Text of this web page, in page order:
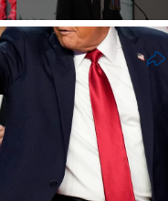
návštěvu
Vladimira Putina k
vůči Ukrajině
země. Jeho slova